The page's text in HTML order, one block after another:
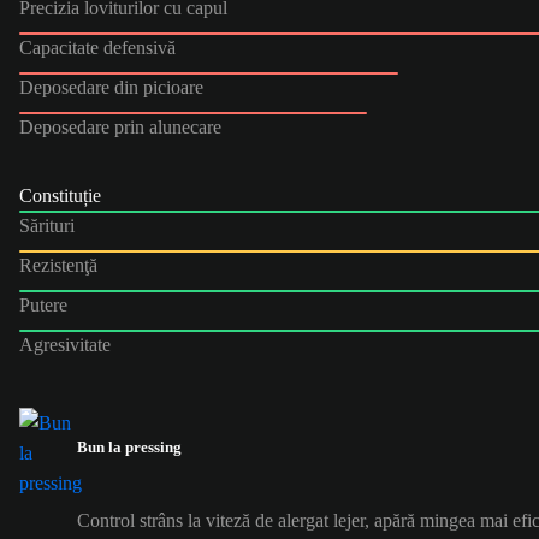
Precizia loviturilor cu capul
Capacitate defensivă
Deposedare din picioare
Deposedare prin alunecare
Constituție
Sărituri
Rezistenţă
Putere
Agresivitate
Bun la pressing
Control strâns la viteză de alergat lejer, apără mingea mai